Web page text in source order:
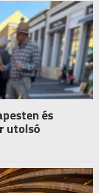
és
utolsó